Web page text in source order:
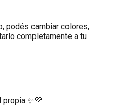
podés cambiar colores,
completamente a tu
✨💜